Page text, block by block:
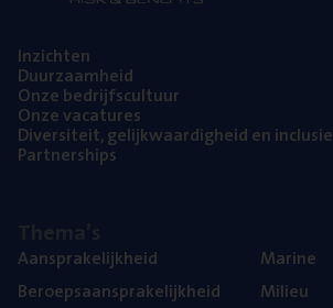
Inzich­ten
Duur­zaam­heid
Onze bedrijfs­cul­tuur
Onze vaca­tu­res
Diver­si­teit, gelijk­waar­dig­heid en inclusie
Part­ner­ships
Aan­spra­ke­lijk­heid
Beroeps­aan­spra­ke­lijk­heid
Mari­ne
Mili­eu